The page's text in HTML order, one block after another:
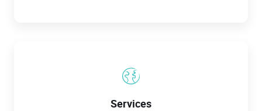
Services